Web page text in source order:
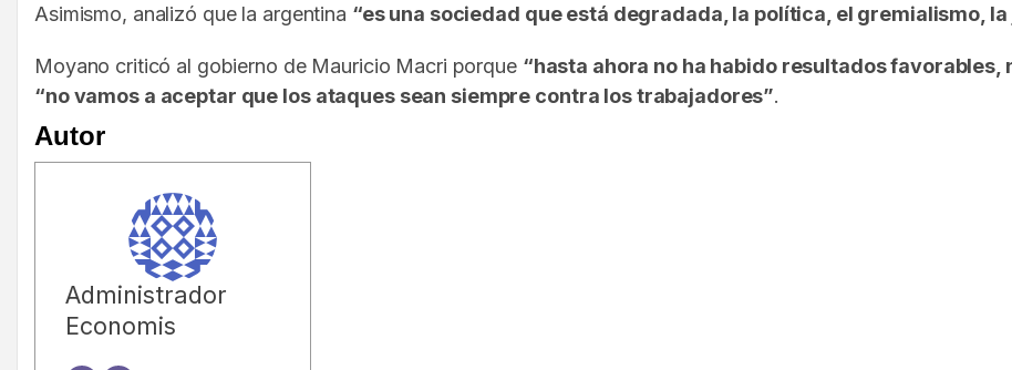
Asimismo, analizó que la argentina “es una sociedad que está degradada, la política, el gremialismo, la
Moyano criticó al gobierno de Mauricio Macri porque “hasta ahora no ha habido resultados favorables,
“no vamos a aceptar que los ataques sean siempre contra los trabajadores”.
Autor
Administrador
Economis